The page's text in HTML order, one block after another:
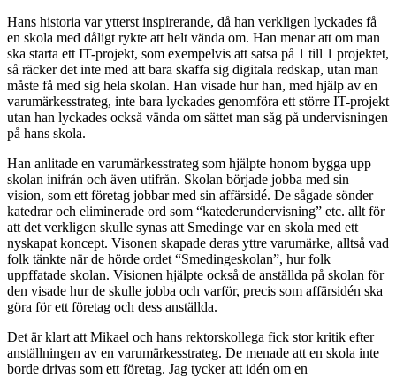
Hans historia var ytterst inspirerande, då han verkligen lyckades få
en skola med dåligt rykte att helt vända om. Han menar att om man
ska starta ett IT-projekt, som exempelvis att satsa på 1 till 1 projektet,
så räcker det inte med att bara skaffa sig digitala redskap, utan man
måste få med sig hela skolan. Han visade hur han, med hjälp av en
varumärkesstrateg, inte bara lyckades genomföra ett större IT-projekt
utan han lyckades också vända om sättet man såg på undervisningen
på hans skola.
Han anlitade en varumärkesstrateg som hjälpte honom bygga upp
skolan inifrån och även utifrån. Skolan började jobba med sin
vision, som ett företag jobbar med sin affärsidé. De sågade sönder
katedrar och eliminerade ord som “katederundervisning” etc. allt för
att det verkligen skulle synas att Smedinge var en skola med ett
nyskapat koncept. Visonen skapade deras yttre varumärke, alltså vad
folk tänkte när de hörde ordet “Smedingeskolan”, hur folk
uppffatade skolan. Visionen hjälpte också de anställda på skolan för
den visade hur de skulle jobba och varför, precis som affärsidén ska
göra för ett företag och dess anställda.
Det är klart att Mikael och hans rektorskollega fick stor kritik efter
anställningen av en varumärkesstrateg. De menade att en skola inte
borde drivas som ett företag. Jag tycker att idén om en